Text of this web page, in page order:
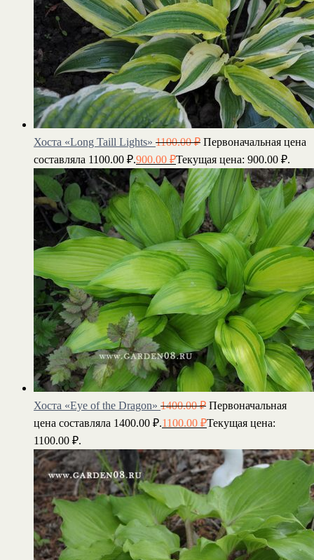
Хоста «Long Taill Lights» 1100.00₽ Первоначальная цена
составляла 1100.00 ₽.900.00 ₽Текущая цена: 900.00 ₽.
Хоста «Eye of the Dragon» 1400.00₽ Первоначальная
цена составляла 1400.00 ₽.1100.00 ₽Текущая цена:
1100.00 ₽.